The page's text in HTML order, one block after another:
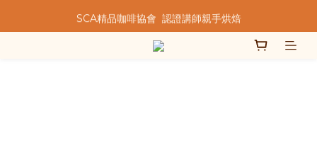
★★歡迎來到暖窩咖啡★★
SCA精品咖啡協會  認證講師親手烘焙
★★歡迎來到暖窩咖啡★★